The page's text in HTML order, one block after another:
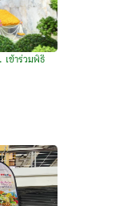
เข้าร่วมพิธี